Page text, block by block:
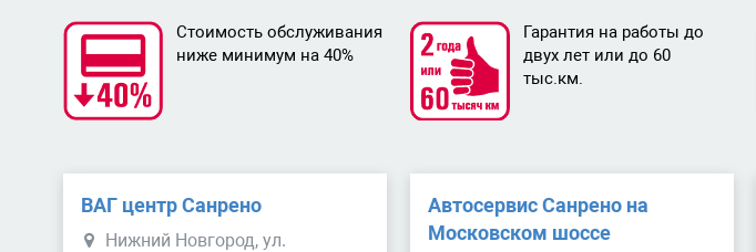
Стоимость обслуживания
ниже минимум на 40%
Гарантия на работы до
двух лет или до 60
тыс.км.
ВАГ центр Санрено
Нижний Новгород, ул.
Автосервис Санрено на
Московском шоссе